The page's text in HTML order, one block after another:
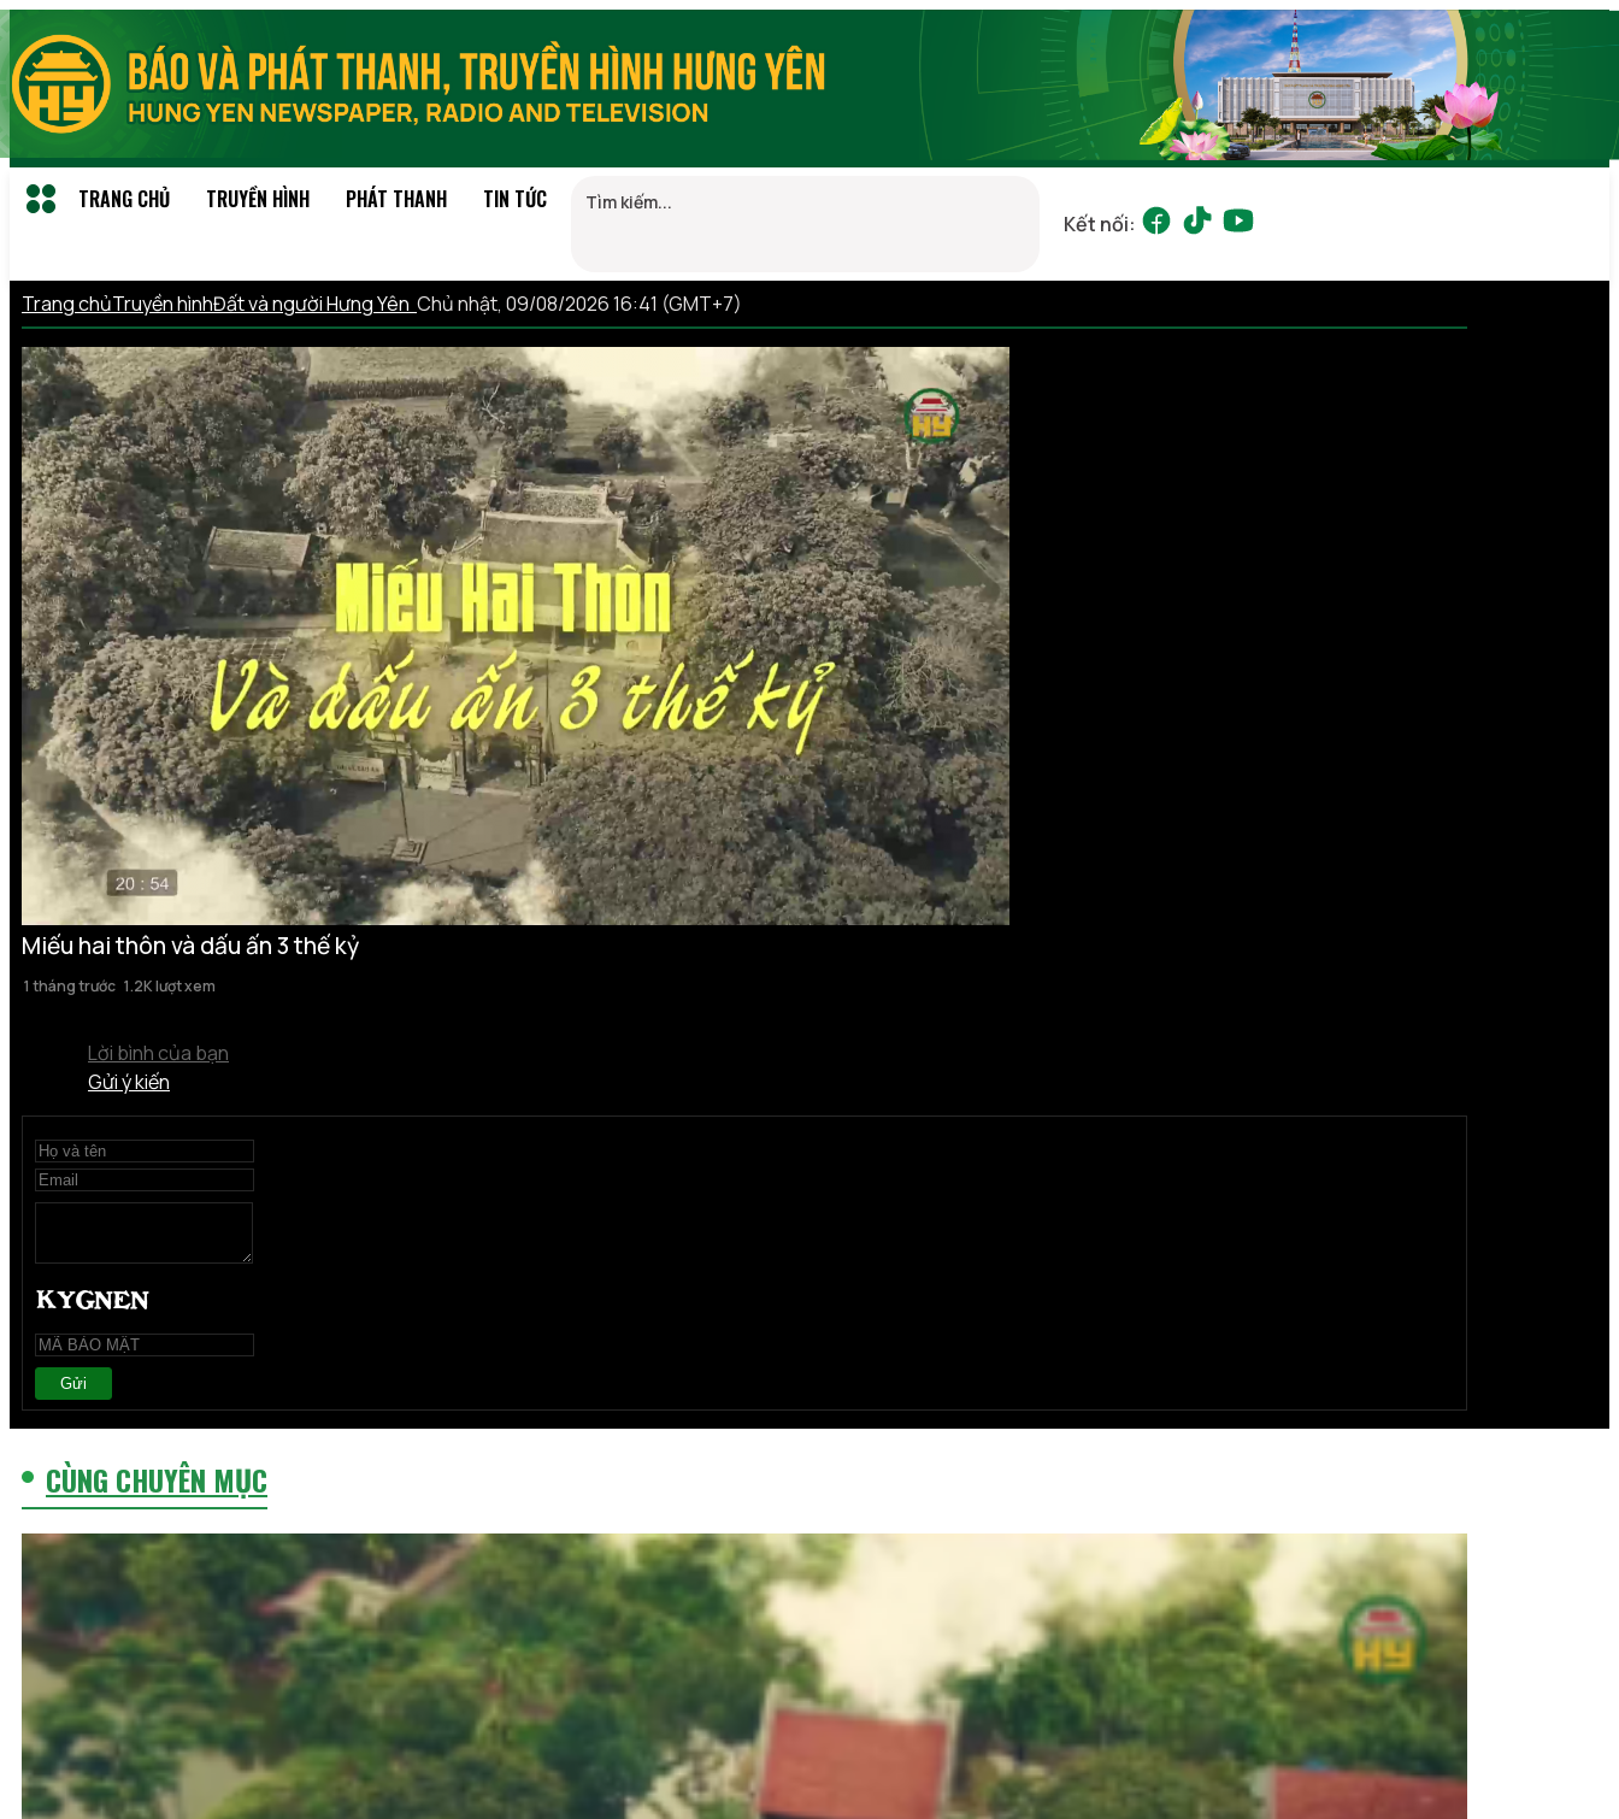
TRANG CHỦ TRUYỀN HÌNH PHÁT THANH TIN TỨC
Kết nối:
Trang chủTruyền hìnhĐất và người Hưng Yên Chủ nhật, 09/08/2026 16:41 (GMT+7)
Miếu hai thôn và dấu ấn 3 thế kỷ
1 tháng trước 1.2K lượt xem
Lời bình của bạn
Gửi ý kiến
Gửi
CÙNG CHUYÊN MỤC